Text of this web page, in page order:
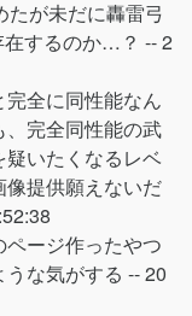
が未だに轟雷弓
在するのか…？ --2
全に同性能なん
完全同性能の武
いたくなるレベ
提供願えないだ
ージ作ったやつ
な気がする --20